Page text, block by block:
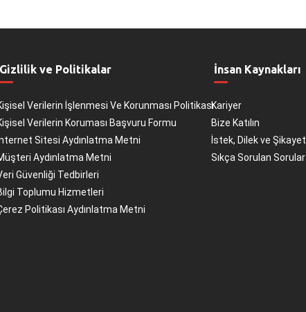
Gizlilik ve Politikalar
Verilerin İşlenmesi Ve Korunması Politikası
Verilerin Koruması Başvuru Formu
Sitesi Aydınlatma Metni
Aydınlatma Metni
Güvenliği Tedbirleri
Toplumu Hizmetleri
Politikası Aydınlatma Metni
İnsan Kaynakları
Kariyer
Bize Katılın
İstek, Dilek ve Şikayet
Sıkça Sorulan Sorular